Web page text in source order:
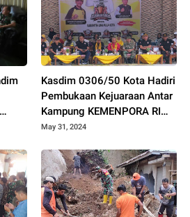
Kasdim 0306/50 Kota Hadiri
Pembukaan Kejuaraan Antar
Kampung KEMENPORA RI
Tahun 2024
May 31, 2024